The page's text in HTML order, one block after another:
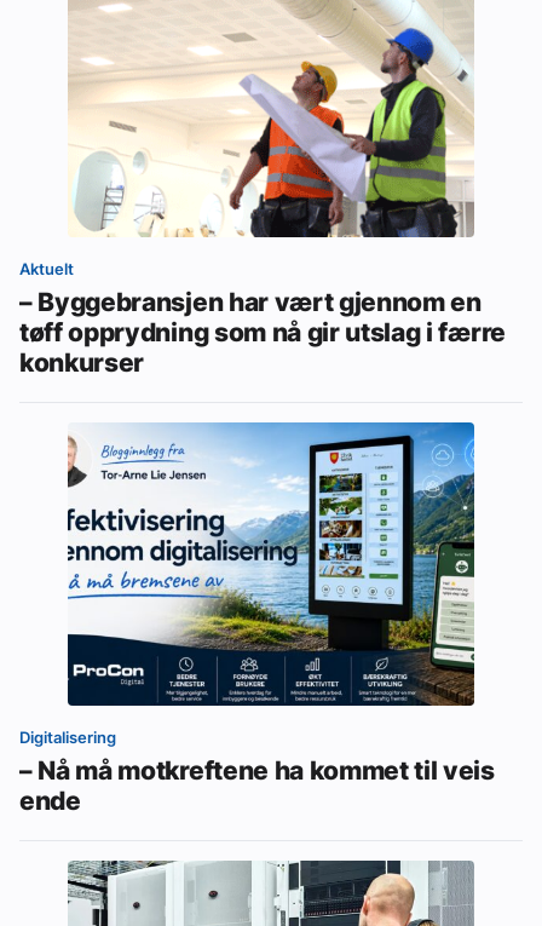
Aktuelt
– Byggebransjen har vært gjennom en
tøff opprydning som nå gir utslag i færre
konkurser
Digitalisering
– Nå må motkreftene ha kommet til veis
ende